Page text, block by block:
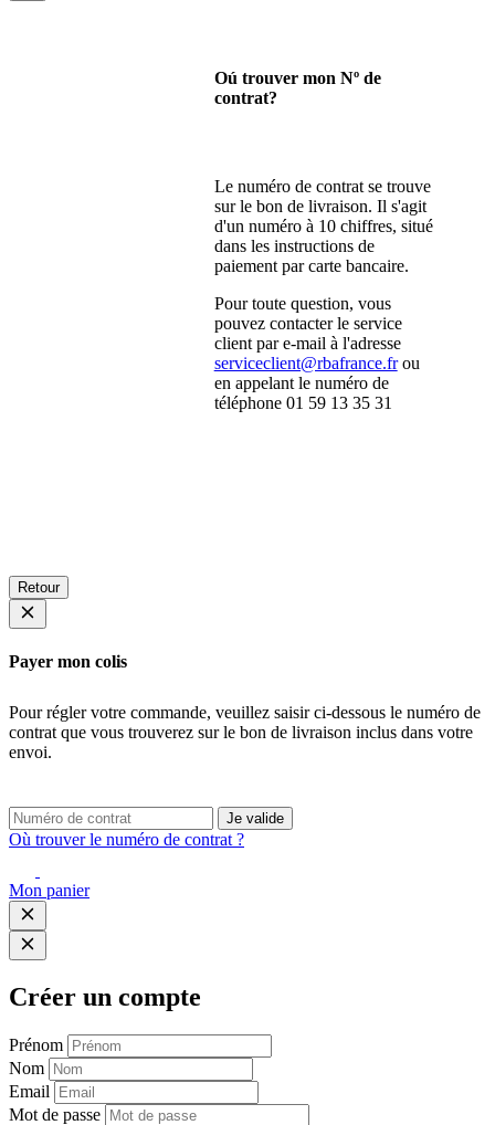
Oú trouver mon Nº de
contrat?
Le numéro de contrat se trouve
sur le bon de livraison. Il s'agit
d'un numéro à 10 chiffres, situé
dans les instructions de
paiement par carte bancaire.
Pour toute question, vous
pouvez contacter le service
client par e-mail à l'adresse
serviceclient@rbafrance.frou
en appelant le numéro de
téléphone 01 59 13 35 31
Retour
Payer mon colis
Pour régler votre commande, veuillez saisir ci-dessous le numéro de
contrat que vous trouverez sur le bon de livraison inclus dans votre
envoi.
Je valide
Où trouver le numéro de contrat ?
Mon panier
Créer un compte
Prénom
Nom
Email
Mot de passe